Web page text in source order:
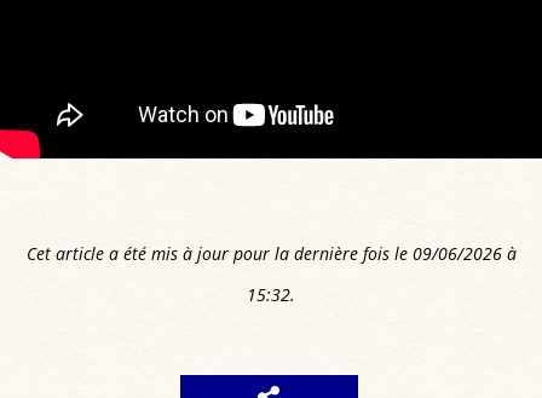
Cet article a été mis à jour pour la dernière fois le 09/06/2026 à
15:32.